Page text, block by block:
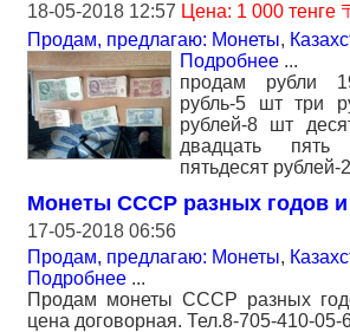
18-05-2018 12:57 Цена: 1 000 тенге
Продам, предлагаю: Монеты,
Подробнее ...
продам рубли
рубль-5 шт три
рублей-8 шт
двадцать
пятьдесят рублей-
Монеты СССР разных годов
17-05-2018 06:56
Продам, предлагаю: Монеты,
Подробнее ...
Продам монеты СССР разных
цена договорная. Тел.8-705-410-05-